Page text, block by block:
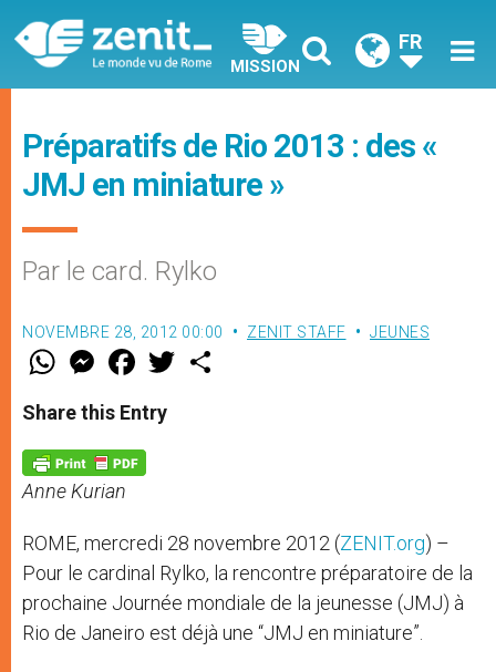
MISSION
FR
Préparatifs de Rio 2013 : des «
JMJ en miniature »
Par le card. Rylko
NOVEMBRE 28, 2012 00:00 ZENIT STAFF JEUNES
W
t
s
p
p
M
e
s
e
g
e
r
F
a
e
b
o
k
w
Share this Entry
Anne Kurian
ROME, mercredi 28 novembre 2012 (ZENIT.org) –
Pour le cardinal Rylko, la rencontre préparatoire de la
prochaine Journée mondiale de la jeunesse (JMJ) à
Rio de Janeiro est déjà une “JMJ en miniature”.